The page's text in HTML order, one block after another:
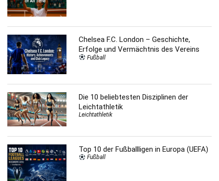
Chelsea F.C. London – Geschichte,
Erfolge und Vermächtnis des Vereins
Fußball
Die 10 beliebtesten Disziplinen der
Leichtathletik
Leichtathletik
Top 10 der Fußballligen in Europa (UEFA)
Fußball